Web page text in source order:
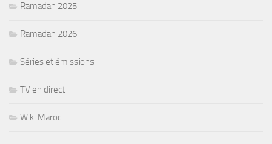
Ramadan 2025
Ramadan 2026
Séries et émissions
TV en direct
Wiki Maroc